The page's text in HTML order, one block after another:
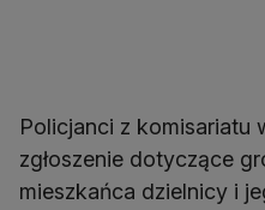
Policjanci z komisariatu
zgłoszenie dotyczące
mieszkańca dzielnicy i